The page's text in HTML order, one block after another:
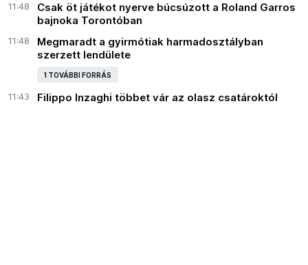
11:48
Csak öt játékot nyerve búcsúzott a Roland Garros
bajnoka Torontóban
11:48
Megmaradt a gyirmótiak harmadosztályban
szerzett lendülete
1 TOVÁBBI FORRÁS
11:43 Filippo Inzaghi többet vár az olasz csatároktól